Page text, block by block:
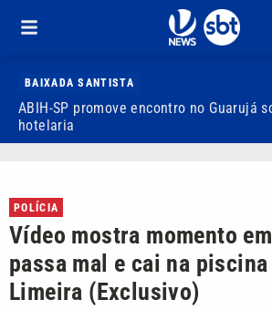
BAIXADA SANTISTA
ABIH-SP promove encontro no Guarujá
hotelaria
POLÍCIA
Vídeo mostra momento
passa mal e cai na
Limeira (Exclusivo)